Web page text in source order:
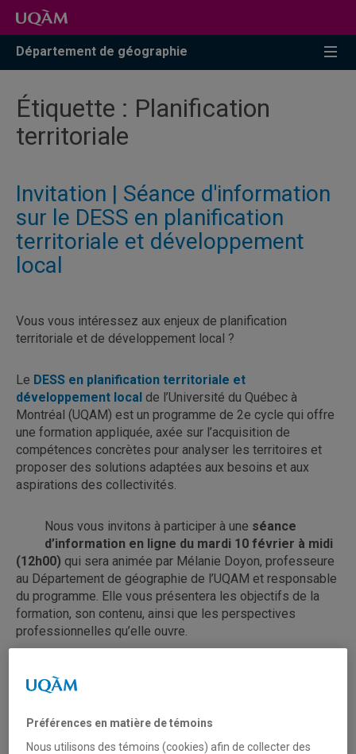
Accéder
recherche
Accéder
menu
pricipal
Accéder
zone
Département de géographie
Étiquette : Planification
territoriale
Invitation | Séance d'information
sur le DESS en planification
territoriale et développement
local
Vous vous intéressez aux enjeux de planification
territoriale et de développement local ?
Le DESS en planification territoriale et
développement local de l’Université du Québec à
Montréal (UQAM) est un programme de 2e cycle qui offre
une formation appliquée, axée sur l’acquisition de
compétences concrètes pour analyser les territoires et
proposer des solutions adaptées aux besoins et aux
aspirations des collectivités.
Nous vous invitons à participer à une séance
d’information en ligne du mardi 10 février à midi
(12h00) qui sera animée par Mélanie Doyon, professeure
au Département de géographie de l’UQAM et responsable
du programme. Elle vous présentera les objectifs de la
formation, son contenu, ainsi que les perspectives
professionnelles qu’elle ouvre.
Ce programme s’adresse aux personnes titulaires d’un
baccalauréat (ou l’équivalent) dans diverses disciplines
expérience professionnelle pertinente et souhaitant
approfondir leurs compétences.
Préférences en matière de témoins
Nous utilisons des témoins (cookies) afin de collecter des